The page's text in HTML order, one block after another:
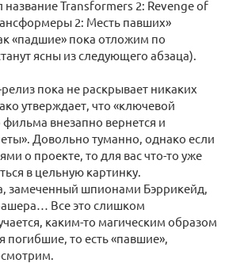
название Transformers 2: Revenge of
2: Месть павших»
«падшие» пока отложим по
ясны из следующего абзаца).
пока не раскрывает никаких
утверждает, что «ключевой
внезапно вернется и
Довольно туманно, однако если
о проекте, то для вас что-то уже
в цельную картинку.
замеченный шпионами Бэррикейд,
Все это слишком
каким-то магическим образом
погибшие, то есть «павшие»,